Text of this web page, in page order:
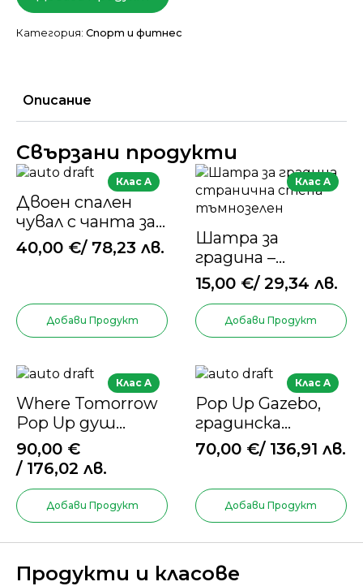
Solozelt,
Up-
триъгълна,
Категория: Спорт и фитнес
Описание
Свързани продукти
Клас A
Двоен спален
чувал с чанта за
пренасяне –
спален чувал за 2
40,00 €/ 78,23 лв.
Добави Продукт
Клас A
Шатра за
градина –
странична
стена –
тъмнозелен
15,00 €/ 29,34 лв.
Добави Продукт
Клас A
Where Tomorrow
Pop Up душ
кабина –
155x155x220 cm –
кафява
90,00 €
/ 176,02 лв.
Добави Продукт
Клас A
Pop Up Gazebo,
градинска
палатка, палатка
за къмпинг
70,00 €/ 136,91 лв.
Добави Продукт
Продукти и класове